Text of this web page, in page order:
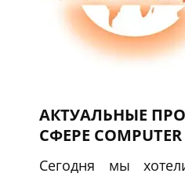
АКТУАЛЬНЫЕ
СФЕРЕ COMPUTER
Сегодня мы